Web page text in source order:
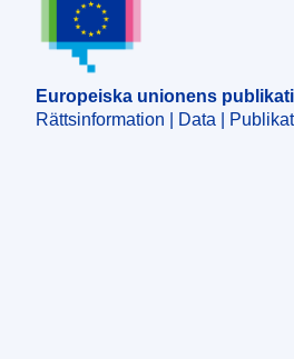
Europeiska unionens
Rättsinformation | Data |